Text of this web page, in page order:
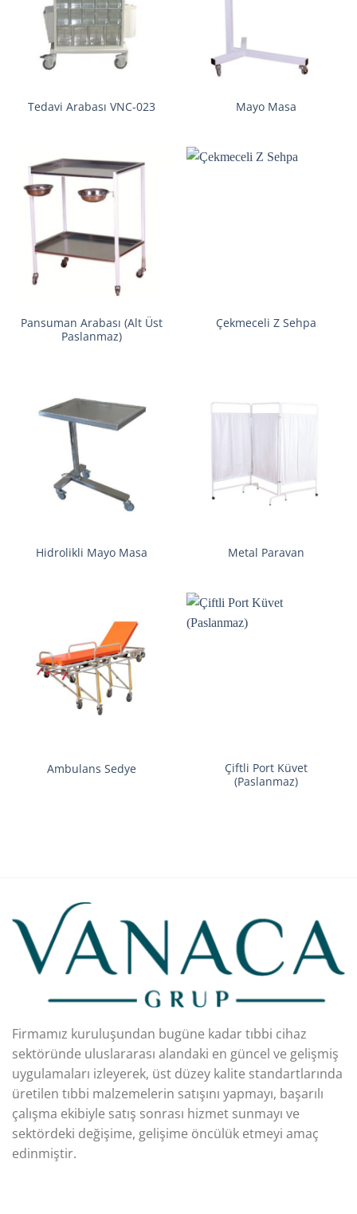
Tedavi Arabası VNC-023 Mayo Masa
Pansuman Arabası (Alt Üst
Paslanmaz)
Çekmeceli Z Sehpa
Hidrolikli Mayo Masa Metal Paravan
Ambulans Sedye
Çiftli Port Küvet
(Paslanmaz)
Firmamız kuruluşundan bugüne kadar tıbbi cihaz
sektöründe uluslararası alandaki en güncel ve gelişmiş
uygulamaları izleyerek, üst düzey kalite standartlarında
üretilen tıbbi malzemelerin satışını yapmayı, başarılı
çalışma ekibiyle satış sonrası hizmet sunmayı ve
sektördeki değişime, gelişime öncülük etmeyi amaç
edinmiştir.